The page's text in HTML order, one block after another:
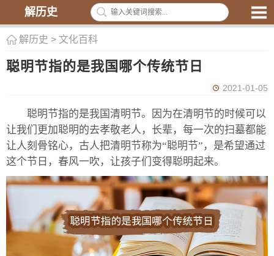
解历史
解历史 > 文化百科
聪明节指的是我国哪个传统节日
2021-01-05
聪明节指的是我国清明节。因为在清明节的时候可以
让我们更加聪明的去孝敬老人，长辈，每一次的扫墓都能
让人刻骨铭心，古人把清明节称为“聪明节”，是希望通过
这个节日，春风一吹，让孩子们变得聪明起来。